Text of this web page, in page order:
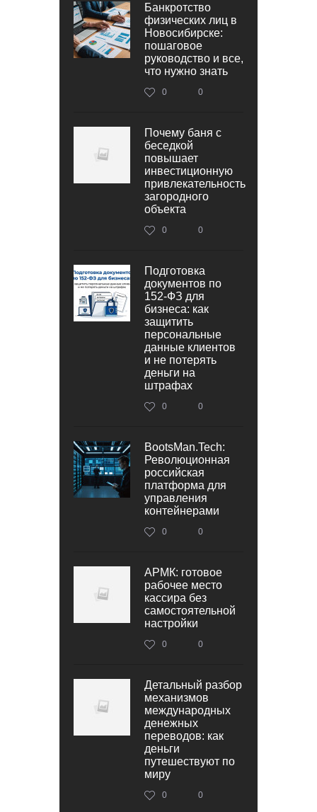
Банкротство
физических лиц в
Новосибирске:
пошаговое
руководство и все,
что нужно знать
0 0
Почему баня с
беседкой
повышает
инвестиционную
привлекательность
загородного
объекта
0 0
Подготовка
документов по
152‑ФЗ для
бизнеса: как
защитить
персональные
данные клиентов
и не потерять
деньги на
штрафах
0 0
BootsMan.Tech:
Революционная
российская
платформа для
управления
контейнерами
0 0
АРМК: готовое
рабочее место
кассира без
самостоятельной
настройки
0 0
Детальный разбор
механизмов
международных
денежных
переводов: как
деньги
путешествуют по
миру
0 0